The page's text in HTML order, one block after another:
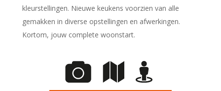
kleurstellingen. Nieuwe keukens voorzien van alle
gemakken in diverse opstellingen en afwerkingen.
Kortom, jouw complete woonstart.